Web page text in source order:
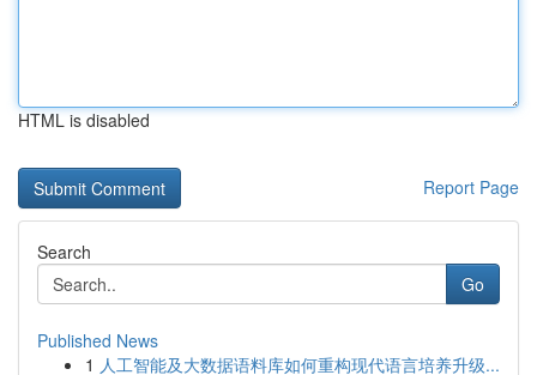
HTML is disabled
Report Page
Search
Go
Published News
1 人工智能及大数据语料库如何重构现代语言培养升级...